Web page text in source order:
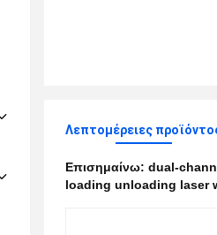
Λεπτομέρειες
Επισημαίνω: dual-
loading unloading laser